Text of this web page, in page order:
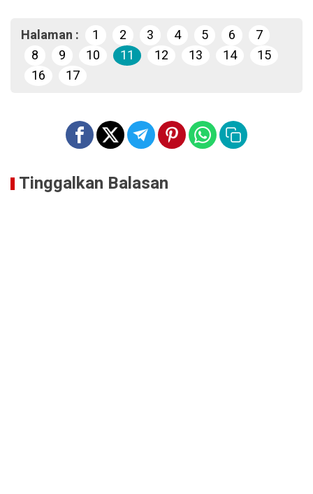
Halaman : 1 2 3 4 5 6
7
8
9 10 11 12 13 14
15
16
17
Tinggalkan Balasan